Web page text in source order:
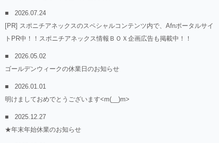
2026.07.24
[PR] スポニチアネックスのスペシャルコンテンツ内で、Afnポータルサイ
トPR中！！スポニチアネックス情報ＢＯＸ企画広告も掲載中！！
2026.05.02
ゴールデンウィークの休業日のお知らせ
2026.01.01
明けましておめでとうございます<m(__)m>
2025.12.27
★年末年始休業のお知らせ